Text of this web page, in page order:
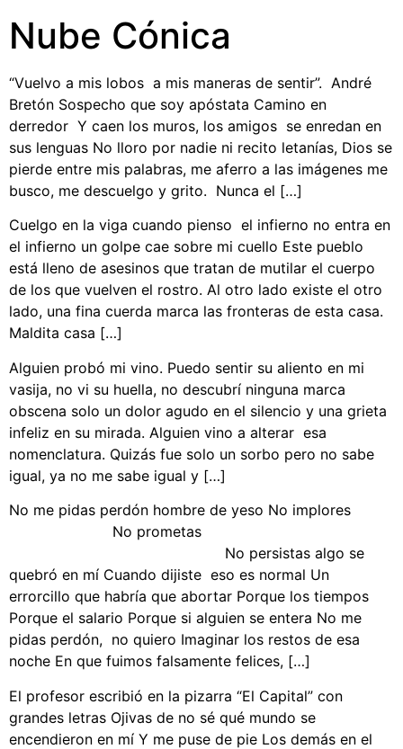
Nube Cónica
“Vuelvo a mis lobos a mis maneras de sentir”. André
Bretón Sospecho que soy apóstata Camino en
derredor Y caen los muros, los amigos se enredan en
sus lenguas No lloro por nadie ni recito letanías, Dios se
pierde entre mis palabras, me aferro a las imágenes me
busco, me descuelgo y grito. Nunca el […]
Cuelgo en la viga cuando pienso el infierno no entra en
el infierno un golpe cae sobre mi cuello Este pueblo
está lleno de asesinos que tratan de mutilar el cuerpo
de los que vuelven el rostro. Al otro lado existe el otro
lado, una fina cuerda marca las fronteras de esta casa.
Maldita casa […]
Alguien probó mi vino. Puedo sentir su aliento en mi
vasija, no vi su huella, no descubrí ninguna marca
obscena solo un dolor agudo en el silencio y una grieta
infeliz en su mirada. Alguien vino a alterar esa
nomenclatura. Quizás fue solo un sorbo pero no sabe
igual, ya no me sabe igual y […]
No me pidas perdón hombre de yeso No implores
No prometas
No persistas algo se
quebró en mí Cuando dijiste eso es normal Un
errorcillo que habría que abortar Porque los tiempos
Porque el salario Porque si alguien se entera No me
pidas perdón, no quiero Imaginar los restos de esa
noche En que fuimos falsamente felices, […]
El profesor escribió en la pizarra “El Capital” con
grandes letras Ojivas de no sé qué mundo se
encendieron en mí Y me puse de pie Los demás en el